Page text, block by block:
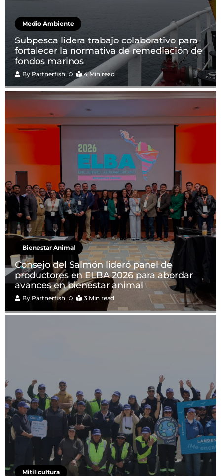
Medio Ambiente
Subpesca lidera trabajo colaborativo para
fortalecer la normativa de remediación de
fondos marinos
By Partnerfish 4 Min read
Bienestar Animal
Consejo del Salmón lideró panel de
productores en ELBA 2026 para abordar
avances en bienestar animal
By Partnerfish 3 Min read
Mitilicultura